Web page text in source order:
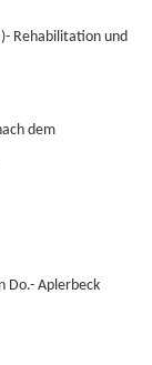
)- Rehabilitation und
dem
Do.- Aplerbeck